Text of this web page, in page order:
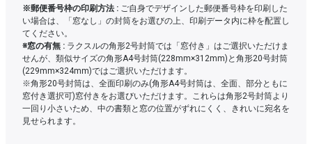
※郵便番号枠の印刷方法 : ご自身でデザインした郵便番号枠を印刷した
い場合は、「窓なし」の封筒をお選びの上、印刷データ内に枠を配置し
てください。
※窓の有無 : ラクスルの角形2号封筒では「窓付き」はご選択いただけま
せんが、類似サイズの角形A4号封筒(228mm×312mm)と角形20号封筒
(229mm×324mm)ではご選択いただけます。
※角形20号封筒は、全面印刷のみ(角形A4号封筒は、全面、部分ともに
窓付き選択可)窓付きをお選びいただけます。これらは角形2号封筒より
一回り小さいため、中の書類と窓の位置がずれにくく、きれいに宛名を
見せられます。